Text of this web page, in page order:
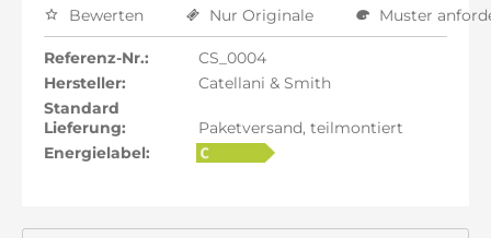
Bewerten
Nur Originale Muster
Referenz-Nr.:
CS_0004
Hersteller:
Catellani & Smith
Standard
Lieferung:
Paketversand, teilmontiert
Energielabel: